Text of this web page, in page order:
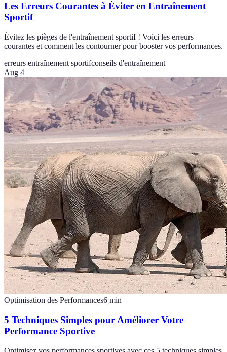
Les Erreurs Courantes à Éviter en Entraînement
Sportif
Évitez les pièges de l'entraînement sportif ! Voici les erreurs
courantes et comment les contourner pour booster vos performances.
erreurs entraînement sportifconseils d'entraînement
Aug 4
Optimisation des Performances6 min
5 Techniques Simples pour Améliorer Votre
Performance Sportive